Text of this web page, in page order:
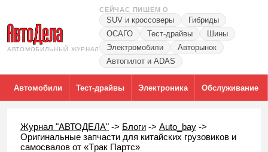
АВТОМОБИЛЬНЫЙ ЖУРНАЛ
СЕЙЧАС ПИШЕМ О
SUV и кроссоверы
Гибриды
ОСАГО
Тест-драйвы
Шины
Электромобили
Авторынок
Автопилот и ADAS
Автомобили Тест-драйвы Электроника Обслуживание
Журнал "АВТОДЕЛА" -> Блоги -> Auto_bay ->
Оригинальные запчасти для китайских грузовиков и
самосвалов от «Тpaк Пapтc»